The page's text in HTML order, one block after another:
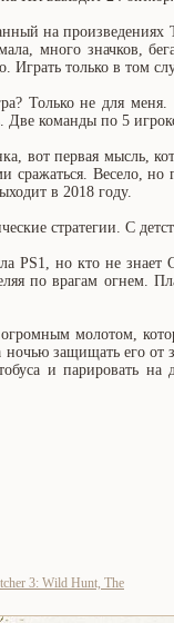
на
много значков,
Играть только в том
Только не для меня.
Две команды по 5
вот первая мысль,
сражаться. Весело,
в 2018 году.
стратегии. С
PS1, но кто не
по врагам огнем.
молотом,
ночью защищать его
и парировать
3: Wild Hunt, The